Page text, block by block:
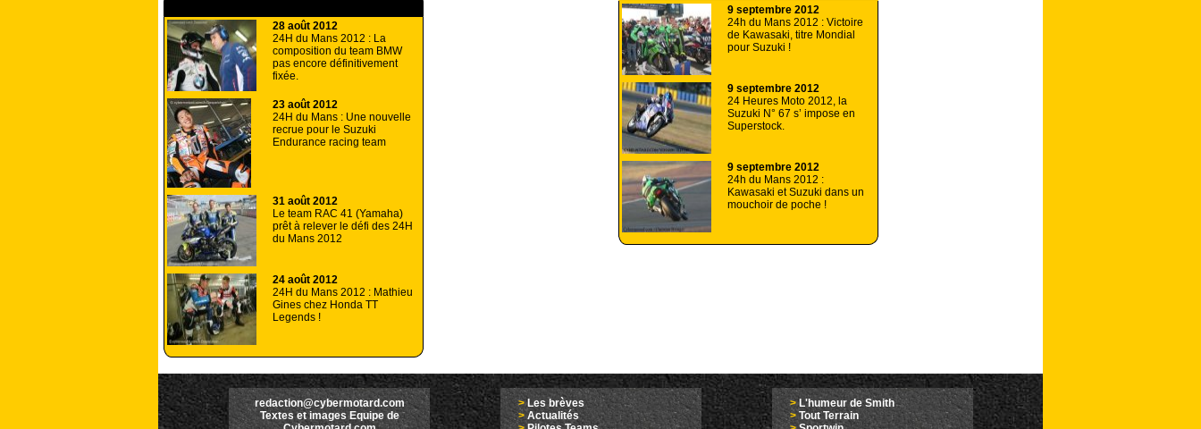
28 août 2012
24H du Mans 2012 : La
composition du team BMW
pas encore définitivement
fixée.
23 août 2012
24H du Mans : Une nouvelle
recrue pour le Suzuki
Endurance racing team
31 août 2012
Le team RAC 41 (Yamaha)
prêt à relever le défi des 24H
du Mans 2012
24 août 2012
24H du Mans 2012 : Mathieu
Gines chez Honda TT
Legends !
9 septembre 2012
24h du Mans 2012 : Victoire
de Kawasaki, titre Mondial
pour Suzuki !
9 septembre 2012
24 Heures Moto 2012, la
Suzuki N° 67 s’ impose en
Superstock.
9 septembre 2012
24h du Mans 2012 :
Kawasaki et Suzuki dans un
mouchoir de poche !
redaction@cybermotard.com
Textes et images Equipe de
>Les brèves
> Actualités
>L'humeur de Smith
> Tout Terrain